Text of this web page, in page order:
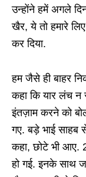
उन्होंने हमें अगले
खैर, ये तो हमारे
कर दिया.
हम जैसे ही बाहर
कहा कि यार लंच न
इंतज़ाम करने को
गए. बड़े भाई साहब
कहा, छोटे भी
हो गई. इनके साथ